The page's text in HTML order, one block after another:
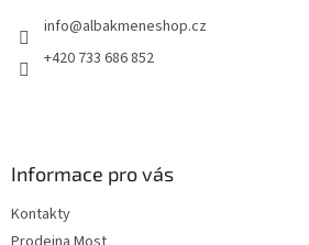
info@albakmeneshop.cz
+420 733 686 852
Informace pro vás
Kontakty